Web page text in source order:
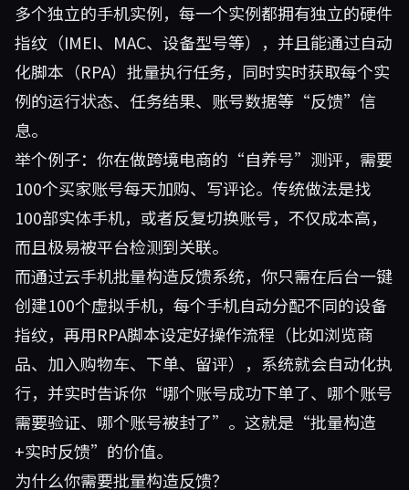
多个独立的手机实例，每一个实例都拥有独立的硬件
指纹（IMEI、MAC、设备型号等），并且能通过自动
化脚本（RPA）批量执行任务，同时实时获取每个实
例的运行状态、任务结果、账号数据等“反馈”信
息。
举个例子：你在做跨境电商的“自养号”测评，需要
100个买家账号每天加购、写评论。传统做法是找
100部实体手机，或者反复切换账号，不仅成本高，
而且极易被平台检测到关联。
而通过云手机批量构造反馈系统，你只需在后台一键
创建100个虚拟手机，每个手机自动分配不同的设备
指纹，再用RPA脚本设定好操作流程（比如浏览商
品、加入购物车、下单、留评），系统就会自动化执
行，并实时告诉你“哪个账号成功下单了、哪个账号
需要验证、哪个账号被封了”。这就是“批量构造
+实时反馈”的价值。
为什么你需要批量构造反馈？